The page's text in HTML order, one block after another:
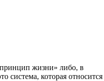
жизни» либо, в
система, которая относится